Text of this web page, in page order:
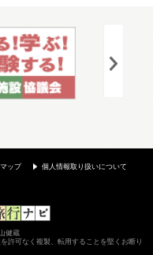
ップ 個人情報取り扱いについて
健蔵
許可なく複製、転用することを堅くお断り